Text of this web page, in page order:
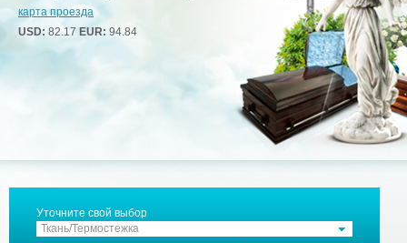
карта проезда
USD: 82.17 EUR: 94.84
Уточните свой выбор
Ткань/Термостежка